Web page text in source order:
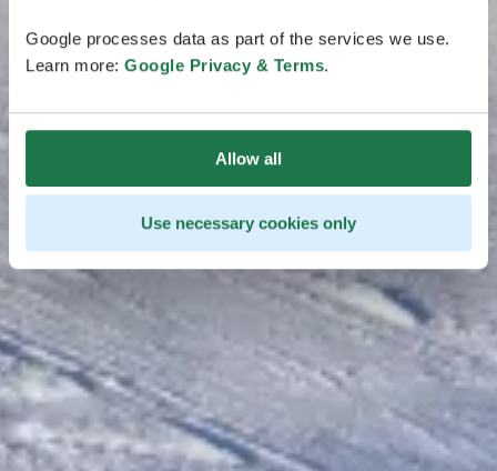
Google processes data as part of the services we use.
Learn more: Google Privacy & Terms.
Allow all
Use necessary cookies only